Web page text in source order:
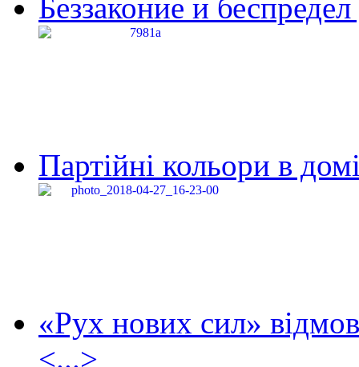
Беззаконие и
Партійні кольори в
«Рух нових сил»
<...>